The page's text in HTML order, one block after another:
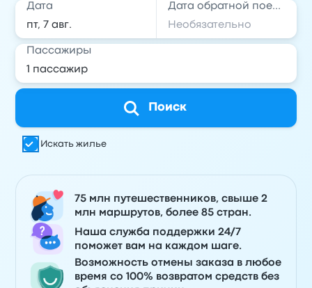
Дата Дата обратной поездки
Пассажиры
Поиск
Искать жилье
75 млн путешественников, свыше 2
млн маршрутов, более 85 стран.
Наша служба поддержки 24/7
поможет вам на каждом шаге.
Возможность отмены заказа в любое
время со 100% возвратом средств без